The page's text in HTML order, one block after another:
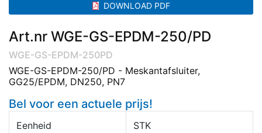
DOWNLOAD PDF
Art.nr WGE-GS-EPDM-250/PD
WGE-GS-EPDM-250PD
WGE-GS-EPDM-250/PD - Meskantafsluiter,
GG25/EPDM, DN250, PN7
Bel voor een actuele prijs!
Eenheid STK